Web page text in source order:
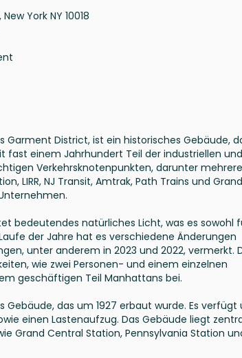
York NY 10018
District, ist ein historisches Gebäude,
fast einem Jahrhundert Teil der industriellen und
Verkehrsknotenpunkten, darunter
LIRR, NJ Transit, Amtrak, Path Trains und Grand
bedeutendes natürliches Licht, was es sowohl
der Jahre hat es verschiedene Änderungen
unter anderem in 2023 und 2022, vermerkt.
wie zwei Personen- und einem einzelnen
geschäftigen Teil Manhattans bei.
das um 1927 erbaut wurde. Es verfügt
einen Lastenaufzug. Das Gebäude liegt
Grand Central Station, Pennsylvania Station